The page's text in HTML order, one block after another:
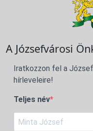
A Józsefvárosi
Iratkozzon fel a
hírleveleire!
Teljes név